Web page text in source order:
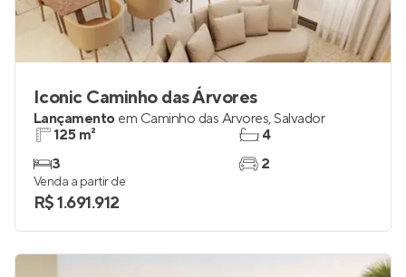
Iconic Caminho das Árvores
Lançamento em Caminho das Árvores,Salvador
125 m²
3
4
2
Venda a partir de
R$ 1.691.912